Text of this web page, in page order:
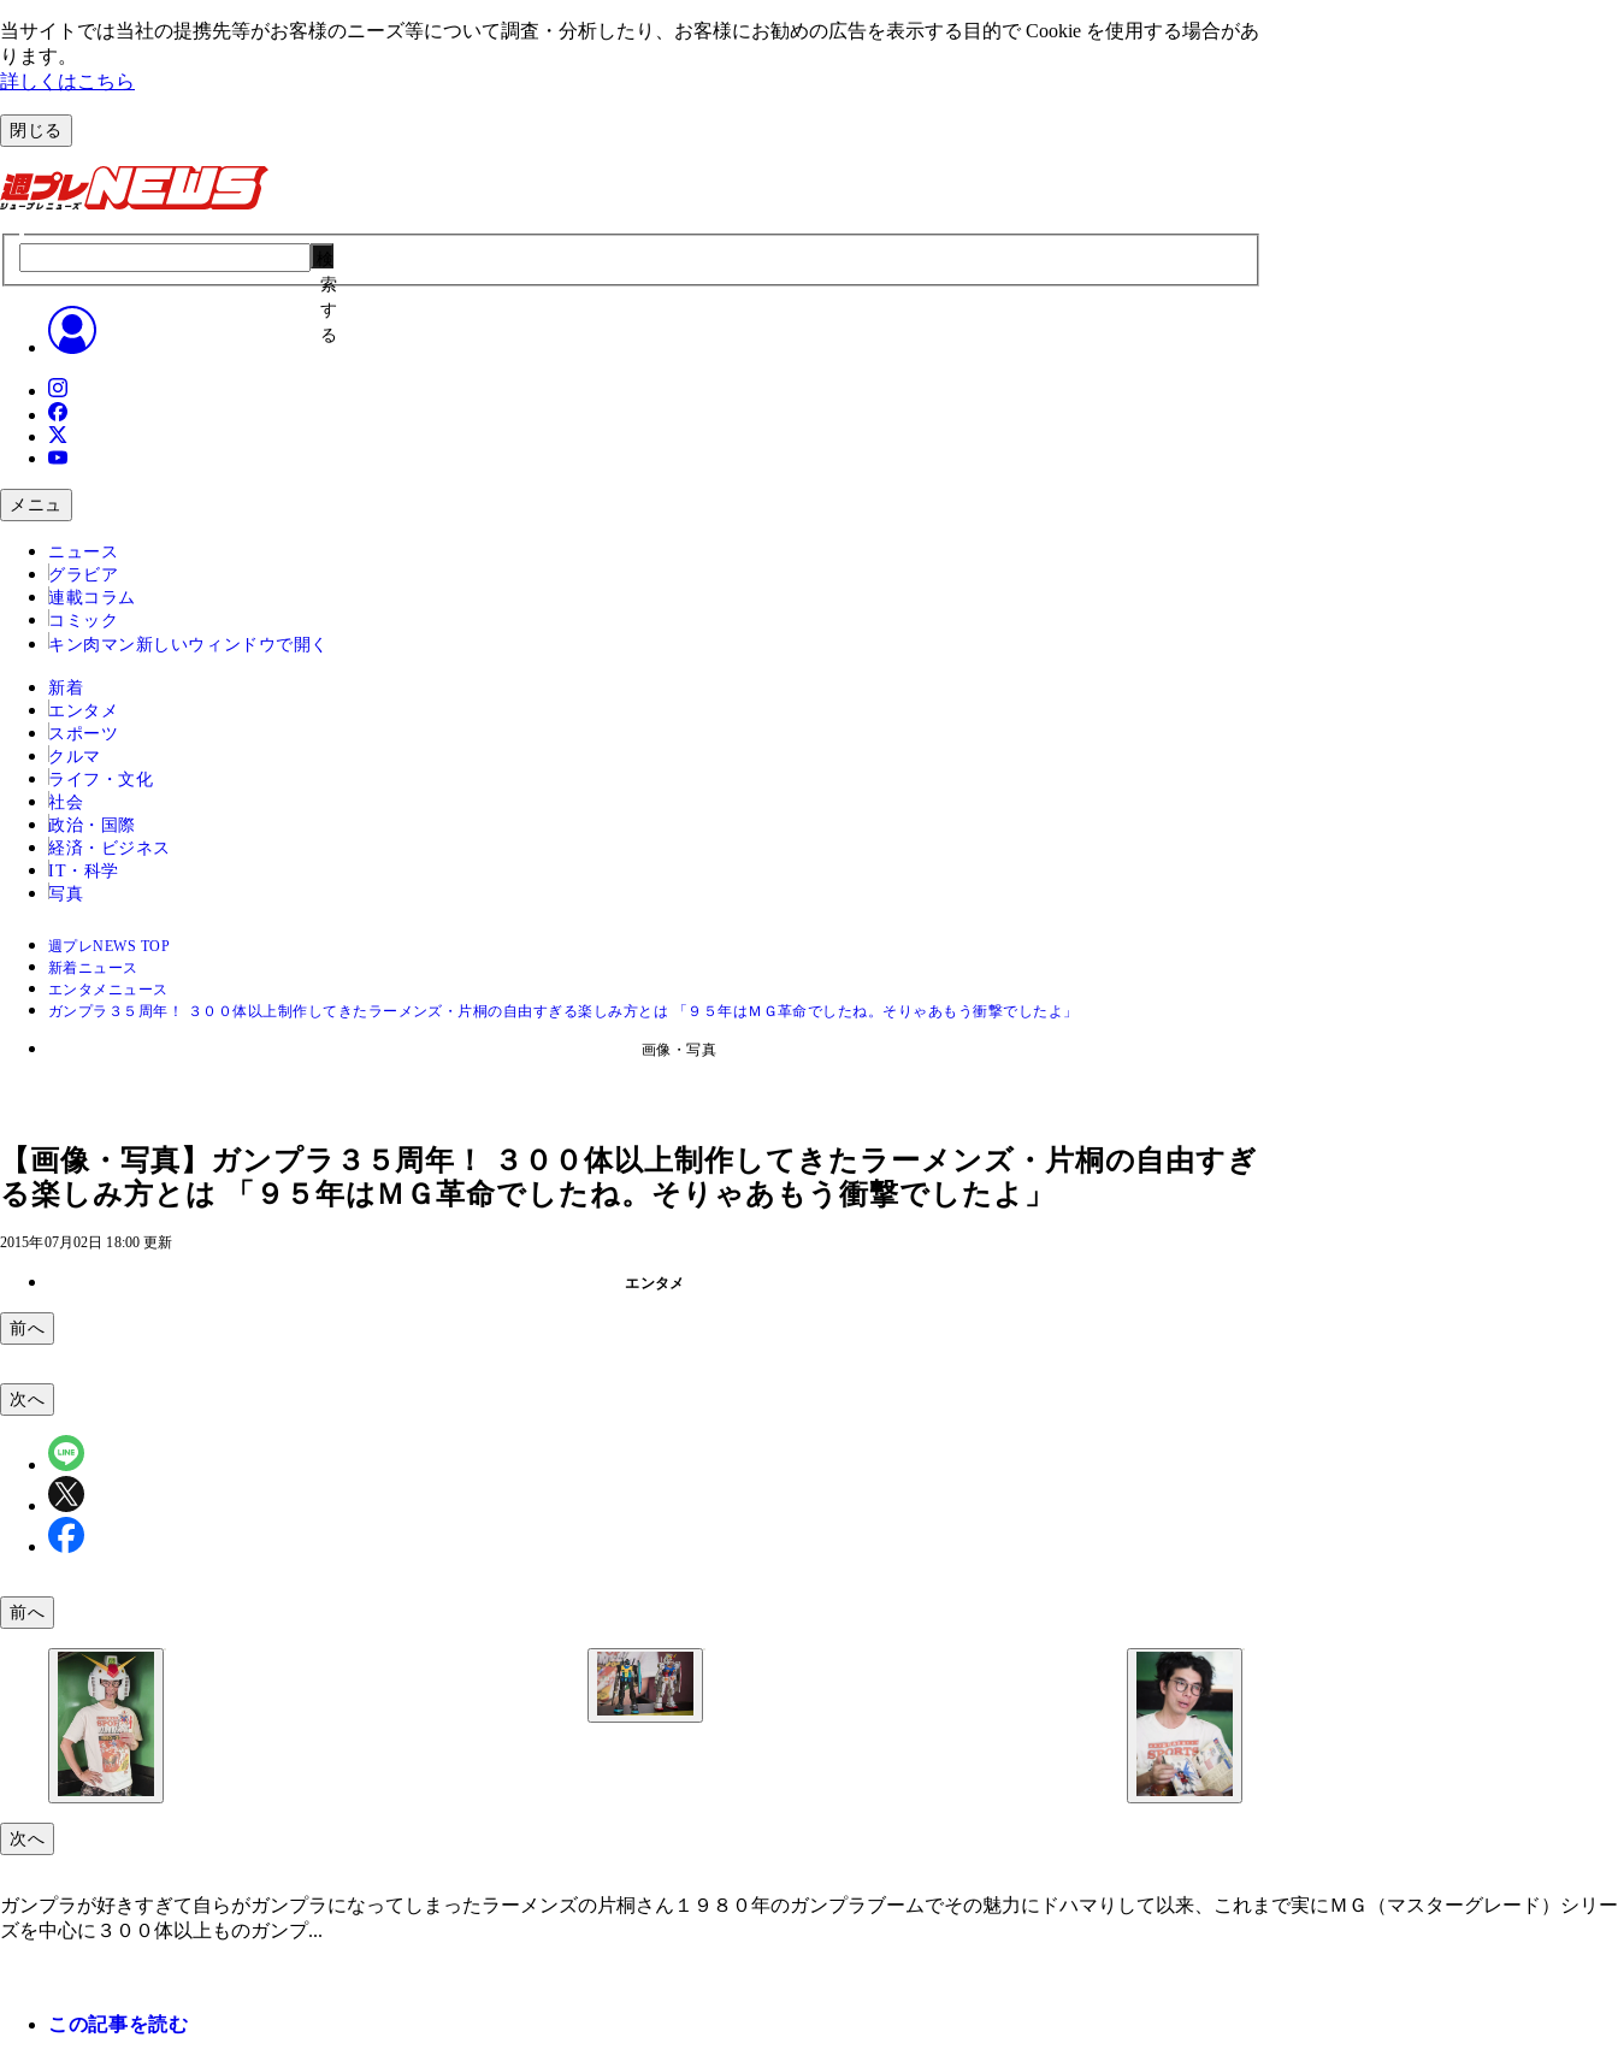
当サイトでは当社の提携先等がお客様のニーズ等について調査・分析したり、お客様にお勧めの広告を表⽰する⽬的で Cookie を使⽤する場合があ
ります。
詳しくはこちら
閉じる
索
す
る
メニュ
ニュース
グラビア
連載コラム
コミック
キン肉マン 新しいウィンドウで開く
新着
エンタメ
スポーツ
クルマ
ライフ・文化
社会
政治・国際
経済・ビジネス
IT・科学
写真
週プレNEWS TOP
新着ニュース
エンタメニュース
ガンプラ３５周年！ ３００体以上制作してきたラーメンズ・片桐の自由すぎる楽しみ方とは 「９５年はＭＧ革命でしたね。そりゃあもう衝撃でしたよ」
画像・写真
【画像・写真】ガンプラ３５周年！ ３００体以上制作してきたラーメンズ・片桐の自由すぎ
る楽しみ方とは 「９５年はＭＧ革命でしたね。そりゃあもう衝撃でしたよ」
2015年07月02日 18:00 更新
エンタメ
前へ
次へ
前へ
次へ
ガンプラが好きすぎて自らがガンプラになってしまったラーメンズの片桐さん１９８０年のガンプラブームでその魅力にドハマりして以来、これまで実にＭＧ（マスターグレード）シリー
ズを中心に３００体以上ものガンプ...
この記事を読む